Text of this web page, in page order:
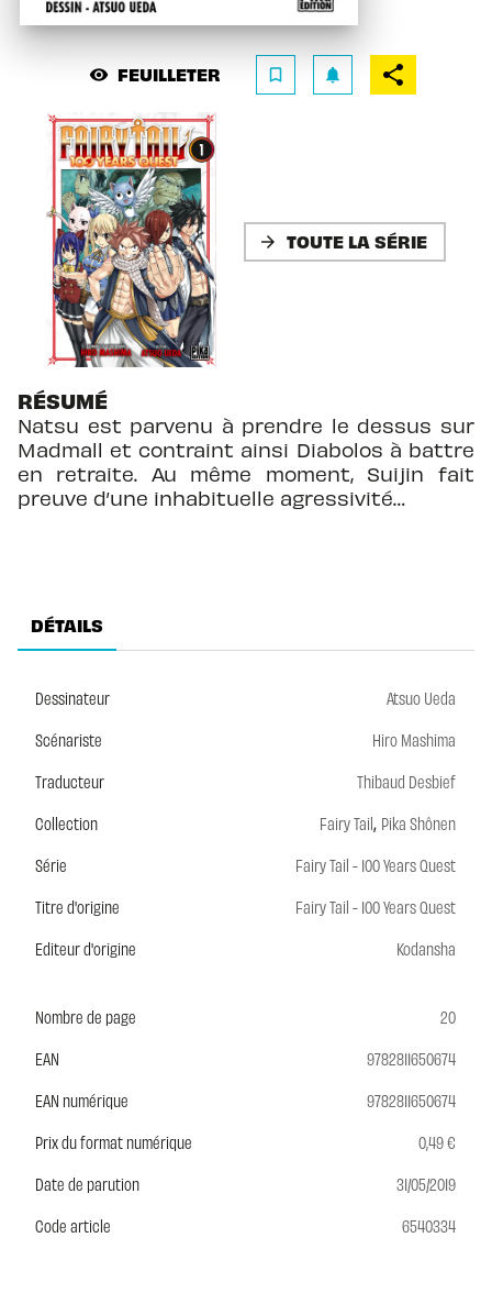
visibility FEUILLETER bookmark_border notifications
arrow_forward TOUTE LA SÉRIE
RÉSUMÉ
Natsu est parvenu à prendre le dessus sur
Madmall et contraint ainsi Diabolos à battre
en retraite. Au même moment, Suijin fait
preuve d’une inhabituelle agressivité…
DÉTAILS
Dessinateur
Atsuo Ueda
Scénariste
Hiro Mashima
Traducteur
Thibaud Desbief
Collection
Fairy Tail, Pika Shônen
Série
Fairy Tail - 100 Years Quest
Titre d'origine
Fairy Tail - 100 Years Quest
Editeur d'origine
Kodansha
Nombre de page
20
EAN
9782811650674
EAN numérique
9782811650674
Prix du format numérique
0,49 €
Date de parution
31/05/2019
Code article
6540334